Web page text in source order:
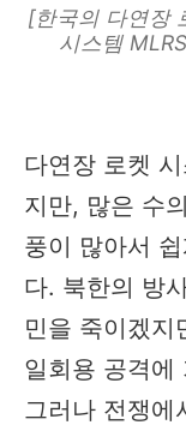
[한국의 다연장
시스템
다연장 로켓
지만, 많은 수
풍이 많아서
다. 북한의 방
민을 죽이겠지
일회용 공격에
그러나 전쟁에